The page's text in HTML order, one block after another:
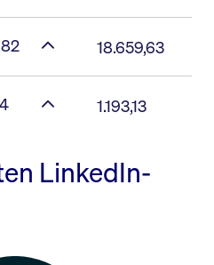
18.659,63
1.193,13
LinkedIn-